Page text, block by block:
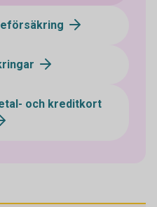
och kreditkort